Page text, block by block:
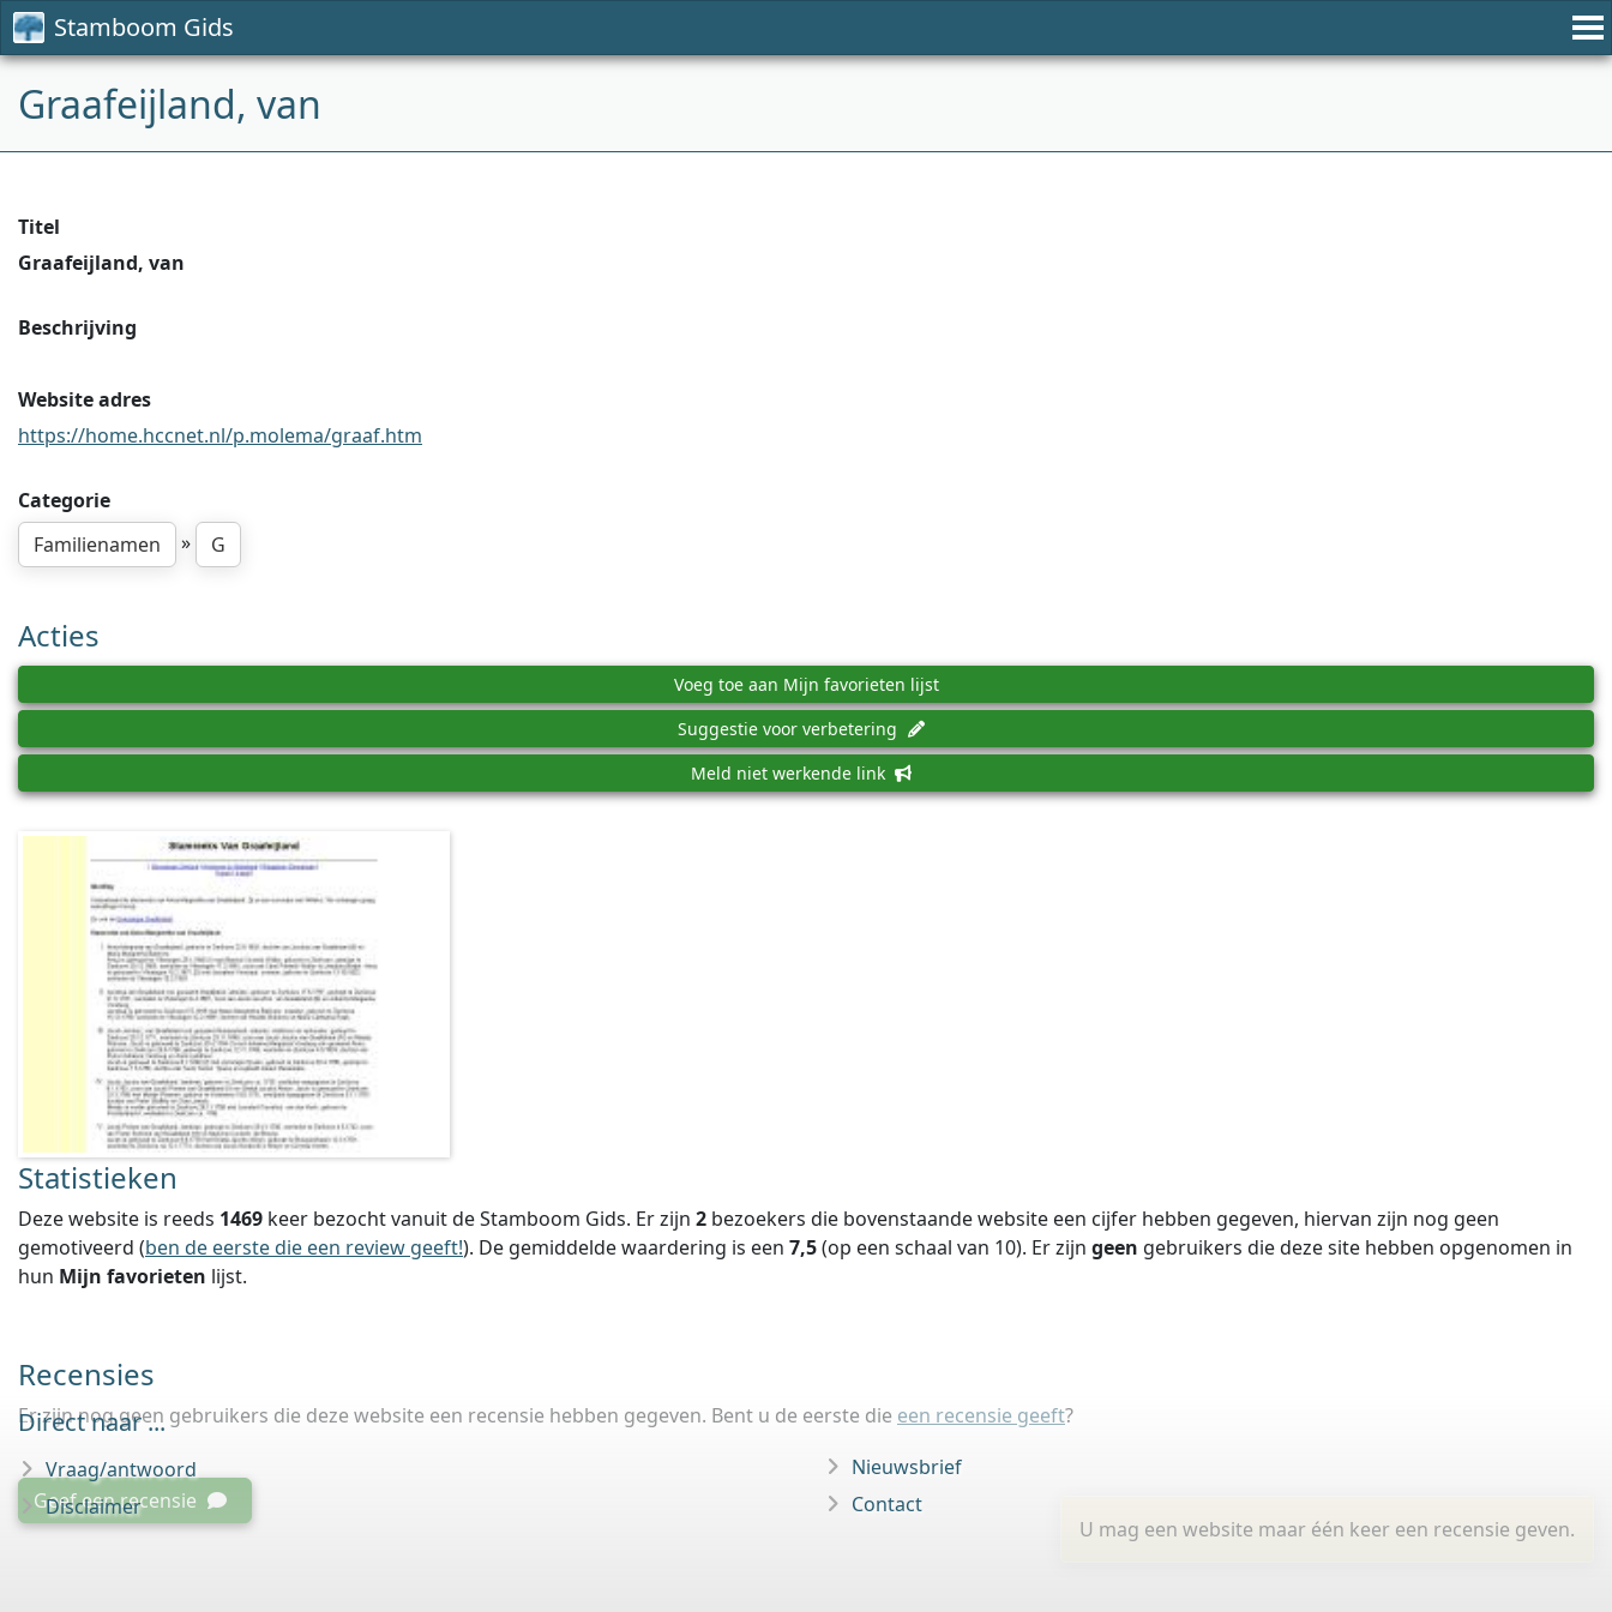
Stamboom Gids
Graafeijland, van
Titel
Graafeijland, van
Beschrijving
Website adres
https://home.hccnet.nl/p.molema/graaf.htm
Categorie
Familienamen
» G
Acties
Voeg toe aan Mijn favorieten lijst
Suggestie voor verbetering
Meld niet werkende link
Statistieken
Deze website is reeds 1469 keer bezocht vanuit de Stamboom Gids. Er zijn 2 bezoekers die bovenstaande website een cijfer hebben gegeven, hiervan zijn nog geen
gemotiveerd (ben de eerste die een review geeft!). De gemiddelde waardering is een 7,5(op een schaal van 10). Er zijn geen gebruikers die deze site hebben opgenomen in
hun Mijn favorieten lijst.
Recensies
Er zijn nog geen gebruikers die deze website een recensie hebben gegeven. Bent u de eerste die een recensie geeft?
U mag een website maar één keer een recensie geven.
Geef een recensie
Direct naar ...
Vraag/antwoord
Disclaimer
Nieuwsbrief
Contact